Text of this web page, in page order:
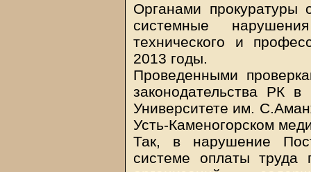
Органами прокуратуры
системные
технического и
2013 годы.
Проведенными
законодательства РК
Университете им.
Усть-Каменогорском
Так, в нарушение
системе оплаты труда